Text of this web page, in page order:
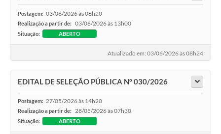
Postagem: 03/06/2026 às 08h20
Realização a partir de: 03/06/2026 às 13h00
Situação: ABERTO
Atualizado em: 03/06/2026 às 08h24
EDITAL DE SELEÇÃO PÚBLICA Nº 030/2026
Postagem: 27/05/2026 às 14h20
Realização a partir de: 28/05/2026 às 07h30
Situação: ABERTO